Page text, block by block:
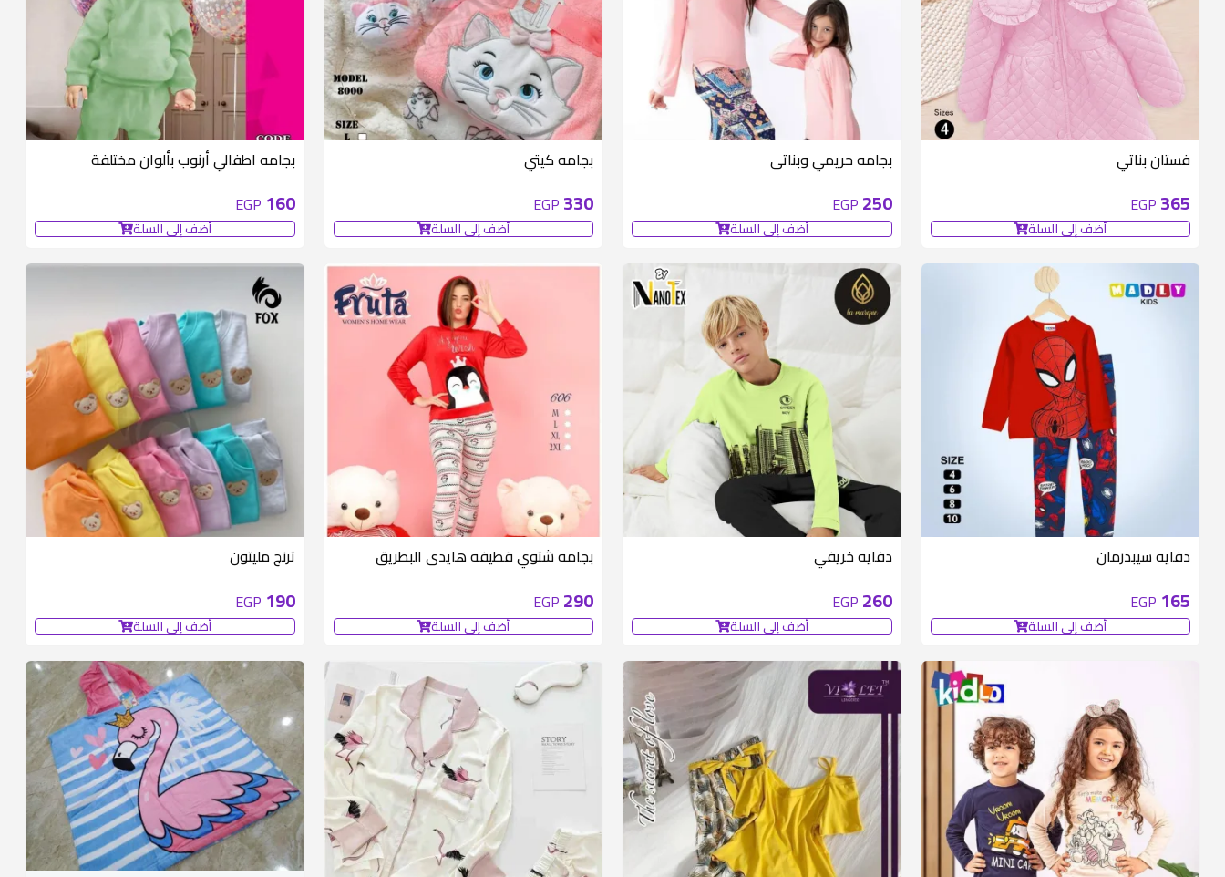
فستان بناتي
365
EGP
أضف إلى السلة
بجامه حريمي وبناتى
250
EGP
أضف إلى السلة
متوفر 1 قطع بجامه كيتي
330
EGP
أضف إلى السلة
متوفر 1 قطعبجامه اطفالي أرنوب بألوان مختلفة
160
EGP
أضف إلى السلة
متوفر 6 قطع دفايه سيبدرمان
165
EGP
أضف إلى السلة
دفايه خريفي
260
EGP
أضف إلى السلة
متوفر 1 قطع
بجامه شتوي قطيفه هايدى البطريق
290
EGP
أضف إلى السلة
ترنج مليتون
190
EGP
أضف إلى السلة